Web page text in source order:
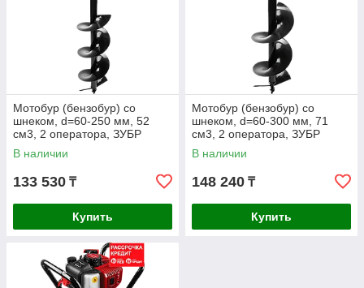
Мотобур (бензобур) со
шнеком, d=60-250 мм, 52
см3, 2 оператора, ЗУБР
(МБ2-250 Н)
В наличии
133 530 ₸
Купить
Мотобур (бензобур) со
шнеком, d=60-300 мм, 71
см3, 2 оператора, ЗУБР
(МБ2-300 Н)
В наличии
148 240 ₸
Купить